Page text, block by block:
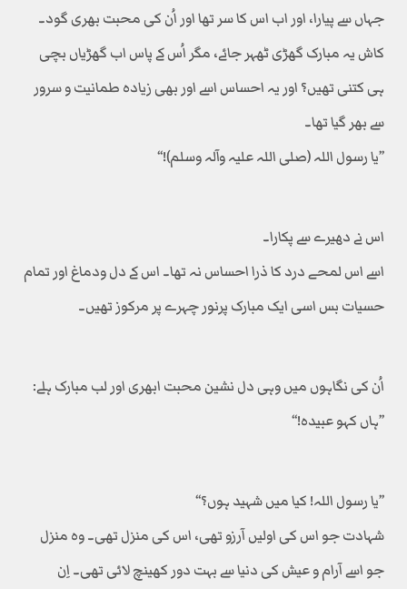
جہاں سے پیارا، اور اب اس کا سر تھا اور اُن کی محبت بھری گود۔
کاش یہ مبارک گھڑی ٹھہر جائے، مگر اُس کے پاس اب گھڑیاں بچی
ہی کتنی تھیں؟ اور یہ احساس اسے اور بھی زیادہ طمانیت و سرور
سے بھر گیا تھا۔
’’یا رسول اللہ (صلی اللہ علیہ وآلہ وسلم)!‘‘
اس نے دھیرے سے پکارا۔
اسے اس لمحے درد کا ذرا احساس نہ تھا۔ اس کے دل ودماغ اور تمام
حسیات بس اسی ایک مبارک پرنور چہرے پر مرکوز تھیں۔
اُن کی نگاہوں میں وہی دل نشین محبت ابھری اور لب مبارک ہلے:
’’ہاں کہو عبیدہ!‘‘
’’یا رسول اللہ! کیا میں شہید ہوں؟‘‘
شہادت جو اس کی اولیں آرزو تھی، اس کی منزل تھی۔ وہ منزل
جو اسے آرام و عیش کی دنیا سے بہت دور کھینچ لائی تھی۔ اِن